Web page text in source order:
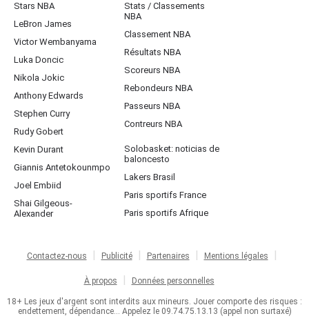
Stars NBA
LeBron James
Victor Wembanyama
Luka Doncic
Nikola Jokic
Anthony Edwards
Stephen Curry
Rudy Gobert
Kevin Durant
Giannis Antetokounmpo
Joel Embiid
Shai Gilgeous-
Alexander
Stats / Classements
NBA
Classement NBA
Résultats NBA
Scoreurs NBA
Rebondeurs NBA
Passeurs NBA
Contreurs NBA
Solobasket: noticias de
baloncesto
Lakers Brasil
Paris sportifs France
Paris sportifs Afrique
Contactez-nous Publicité Partenaires Mentions légales
À propos Données personnelles
18+ Les jeux d'argent sont interdits aux mineurs. Jouer comporte des risques :
endettement, dépendance... Appelez le 09.74.75.13.13 (appel non surtaxé)